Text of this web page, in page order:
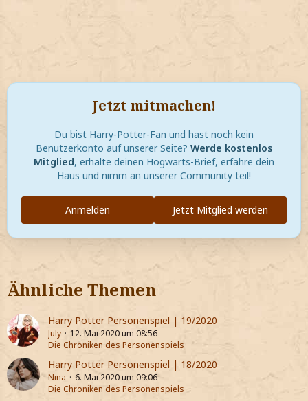
Jetzt mitmachen!
Du bist Harry-Potter-Fan und hast noch kein
Benutzerkonto auf unserer Seite? Werde kostenlos
Mitglied, erhalte deinen Hogwarts-Brief, erfahre dein
Haus und nimm an unserer Community teil!
Jetzt Mitglied werden
Anmelden
Ähnliche Themen
Harry Potter Personenspiel | 19/2020
July
12. Mai 2020 um 08:56
Die Chroniken des Personenspiels
Harry Potter Personenspiel | 18/2020
Nina
6. Mai 2020 um 09:06
Die Chroniken des Personenspiels